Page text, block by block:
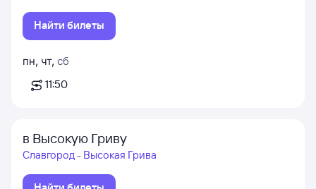
Найти билеты
пн, чт, сб
11:50
в Высокую Гриву
Славгород - Высокая Грива